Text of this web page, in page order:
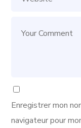
Enregistrer mon
navigateur pour